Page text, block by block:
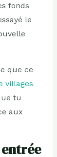
fonds
le
que ce
villages
tu
aux